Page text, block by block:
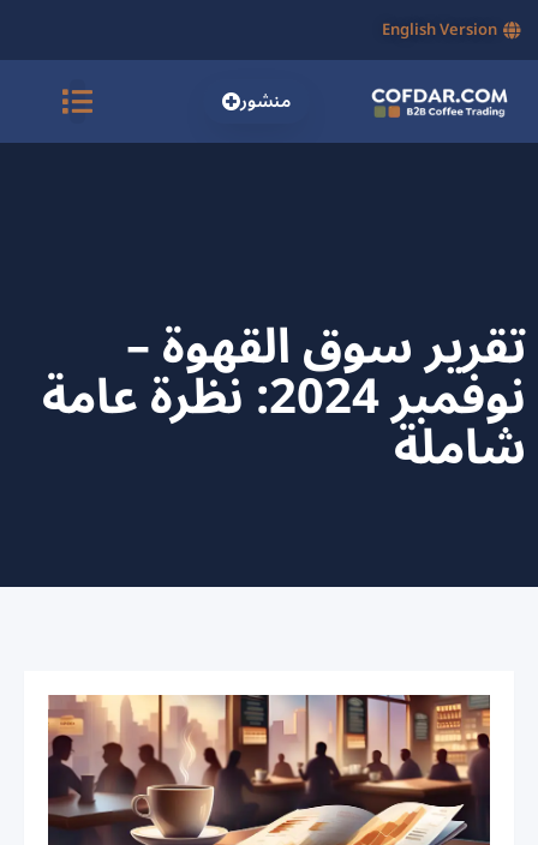
English Version
منشور
تقرير سوق القهوة –
نوفمبر 2024: نظرة عامة شاملة